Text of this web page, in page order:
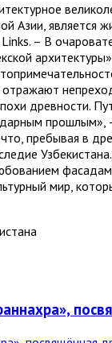
Азии, является
– В
древности.
прошлым»,
пребывая в
Узбекистана.
мир,